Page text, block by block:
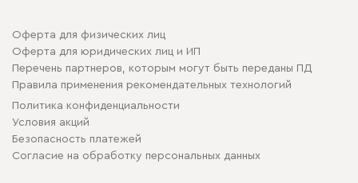
Оферта для физических лиц
Оферта для юридических лиц и ИП
Перечень партнеров, которым могут быть переданы ПД
Правила применения рекомендательных технологий
Политика конфиденциальности
Условия акций
Безопасность платежей
Cогласие на обработку персональных данных